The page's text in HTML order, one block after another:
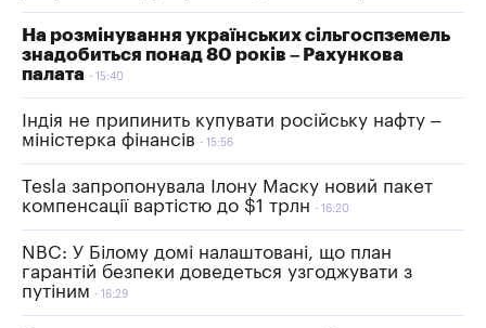
На розмінування українських сільгоспземель
знадобиться понад 80 років – Рахункова
палата
15:40
Індія не припинить купувати російську нафту –
міністерка фінансів
15:56
Tesla запропонувала Ілону Маску новий пакет
компенсації вартістю до $1 трлн
16:20
NBC: У Білому домі налаштовані, що план
гарантій безпеки доведеться узгоджувати з
путіним
16:29